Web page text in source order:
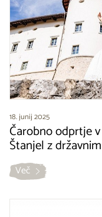
18. junij 2025
Čarobno odprtje
Štanjel z
Več